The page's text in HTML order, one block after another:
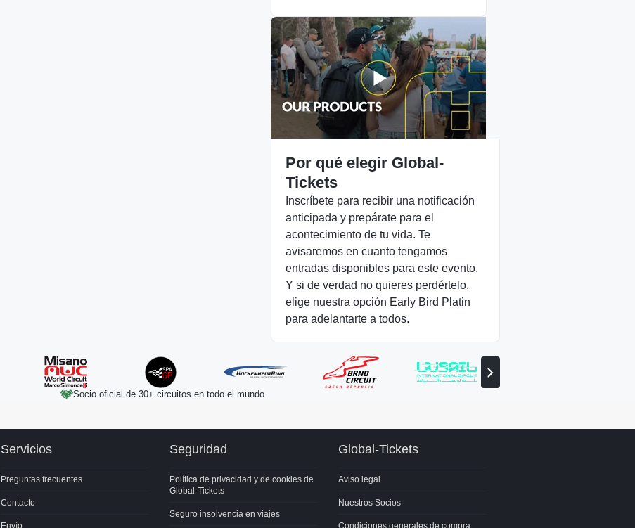
Por qué elegir Global-
Tickets
Inscríbete para recibir una notificación
anticipada y prepárate para el
acontecimiento de tu vida. Te
avisaremos en cuanto tengamos
entradas disponibles para este evento.
Y si de verdad no quieres perdértelo,
elige nuestra opción Early Bird Platin
para adelantarte a todos.
Ver
el
Socio oficial de 30+ circuitos en todo el mundo
Servicios
Preguntas frecuentes
Contacto
Envío
Seguridad
Política de privacidad y de cookies de
Global-Tickets
Seguro insolvencia en viajes
Global-Tickets
Aviso legal
Nuestros Socios
Condiciones generales de compra